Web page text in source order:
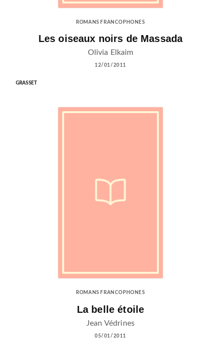
ROMANS FRANCOPHONES
Les oiseaux noirs de Massada
Olivia Elkaim
12/01/2011
GRASSET
ROMANS FRANCOPHONES
La belle étoile
Jean Védrines
05/01/2011